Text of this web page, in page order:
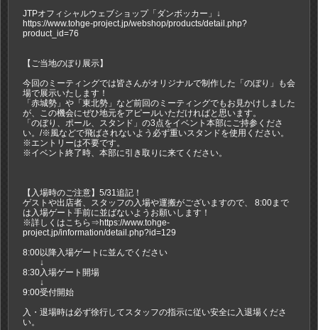
JTPオフィシャルウェブショップ「ダンボッカー」↓
https://www.tohge-project.jp/webshop/products/detail.php?
product_id=76
【ご当地のぼり展示】
今回のミーティングでは皆さんがオリジナルで制作した「のぼり」も会
場で展示いたします！
「赤城勢」や「東北勢」など前回のミーティングでもお見かけしました
が、この機会にぜひ地元をアピールいただければと思います。
「のぼり、ポール、スタンド」の3点をイベント本部にご持参くださ
い。/※風などで飛ばされないよう必ず重いスタンドを使用ください。
※エントリーは不要です。
※イベント終了時、本部に引き取りに来てください。
【入場時のご注意】5/31追記！
ゲストや出店者、スタッフの入場や運搬がございますので、 8:00まで
は入場ゲート手前に並ばないようお願いします！
※詳しくはこちら⇒https://www.tohge-
project.jp/information/detail.php?id=129
8:00以降入場ゲートに並んでください
↓
8:30入場ゲート開場
↓
9:00受付開始
入・退場時は必ず徐行してスタッフの指示に従い安全に入退場くださ
い。